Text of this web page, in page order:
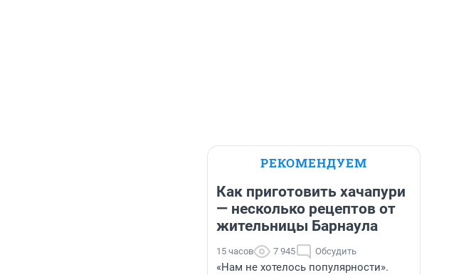
РЕКОМЕНДУЕМ
Как приготовить хачапури
— несколько рецептов от
жительницы Барнаула
15 часов 7 945 Обсудить
«Нам не хотелось популярности».